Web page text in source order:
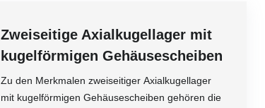
Zweiseitige Axialkugellager mit
kugelförmigen Gehäusescheiben
Zu den Merkmalen zweiseitiger Axialkugellager
mit kugelförmigen Gehäusescheiben gehören die